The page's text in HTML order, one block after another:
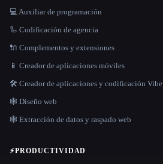
💻 Auxiliar de programación
🦾 Codificación de agencia
🔌 Complementos y extensiones
📱 Creador de aplicaciones móviles
🛠️ Creador de aplicaciones y codificación Vibe
🕸 Diseño web
🕸️ Extracción de datos y raspado web
⚡PRODUCTIVIDAD